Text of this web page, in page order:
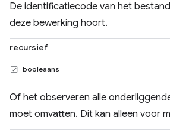
De identificatiecode van het
deze bewerking hoort.
recursief
booleaans
Of het observeren alle
moet omvatten. Dit kan alleen voor